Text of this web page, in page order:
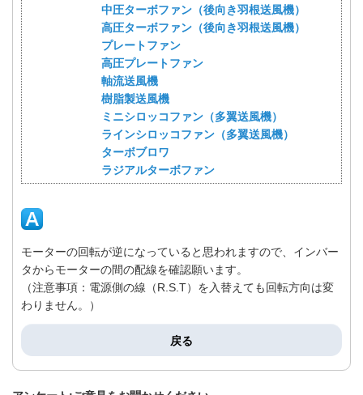
中圧ターボファン（後向き羽根送風機）
高圧ターボファン（後向き羽根送風機）
プレートファン
高圧プレートファン
軸流送風機
樹脂製送風機
ミニシロッコファン（多翼送風機）
ラインシロッコファン（多翼送風機）
ターボブロワ
ラジアルターボファン
モーターの回転が逆になっていると思われますので、インバー
タからモーターの間の配線を確認願います。
（注意事項：電源側の線（R.S.T）を入替えても回転方向は変
わりません。）
戻る